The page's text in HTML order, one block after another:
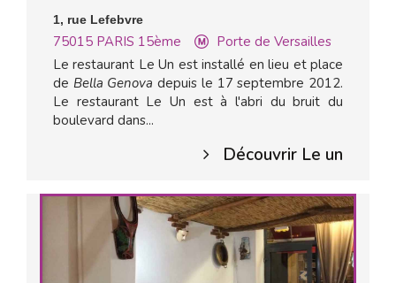
1, rue Lefebvre
75015 PARIS 15ème
Porte de Versailles
Le restaurant Le Un est installé en lieu et place
de Bella Genova depuis le 17 septembre 2012.
Le restaurant Le Un est à l'abri du bruit du
boulevard dans...
Découvrir Le un